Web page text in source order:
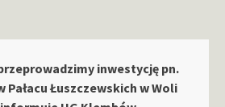
inwestycję pn.
Pałacu Łuszczewskich w Woli